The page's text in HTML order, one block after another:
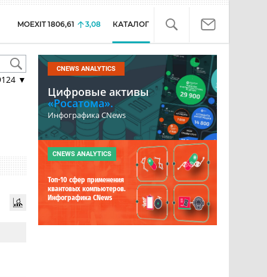
MOEXIT 1806,61 3,08 КАТАЛОГ
▼
CNEWS ANALYTICS
Цифровые активы
«Росатома».
Инфографика CNews
CNEWS ANALYTICS
Топ-10 сфер применения
квантовых компьютеров.
Инфографика CNews